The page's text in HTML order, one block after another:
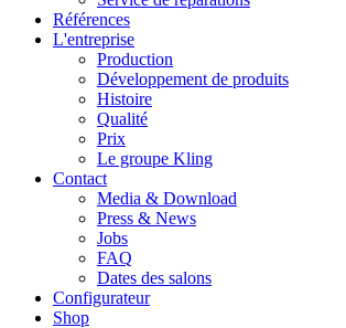
Références
L'entreprise
Production
Développement de produits
Histoire
Qualité
Prix
Le groupe Kling
Contact
Media & Download
Press & News
Jobs
FAQ
Dates des salons
Configurateur
Shop